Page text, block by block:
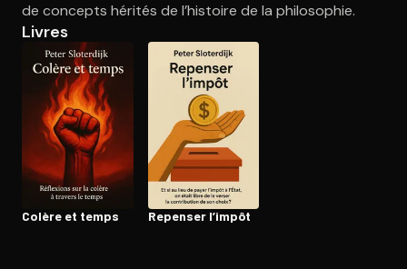
Ouvre l'app Appareil photo, pointe sur le code. C'est gratuit à
de concepts hérités de l’histoire de la philosophie.
Livres
Colère et temps Repenser l’impôt